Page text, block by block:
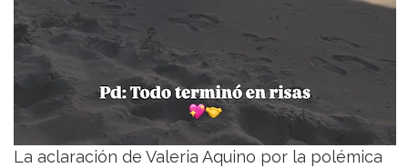
La aclaración de Valeria Aquino por la polémica